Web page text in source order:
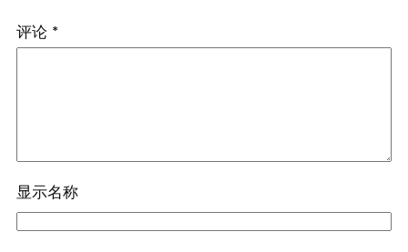
评论 *
显示名称